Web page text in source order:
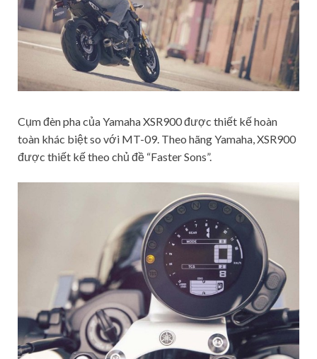
Cụm đèn pha của Yamaha XSR900 được thiết kế hoàn
toàn khác biệt so với MT-09. Theo hãng Yamaha, XSR900
được thiết kế theo chủ đề “Faster Sons”.